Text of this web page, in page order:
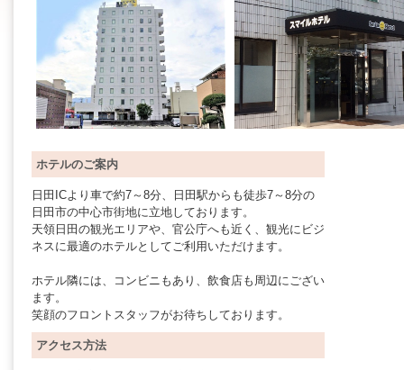
ホテルのご案内
日田ICより車で約7～8分、日田駅からも徒歩7～8分の
日田市の中心市街地に立地しております。
天領日田の観光エリアや、官公庁へも近く、観光にビジ
ネスに最適のホテルとしてご利用いただけます。
ホテル隣には、コンビニもあり、飲食店も周辺にござい
ます。
笑顔のフロントスタッフがお待ちしております。
アクセス方法